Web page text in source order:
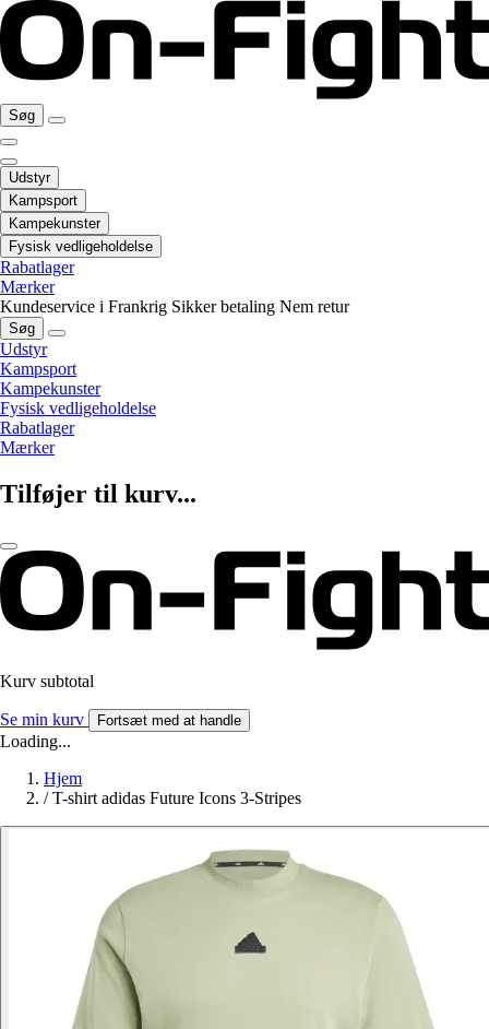
Søg
Udstyr
Kampsport
Kampekunster
Fysisk vedligeholdelse
Rabatlager
Mærker
Kundeservice i Frankrig Sikker betaling Nem retur
Søg
Udstyr
Kampsport
Kampekunster
Fysisk vedligeholdelse
Rabatlager
Mærker
Tilføjer til kurv...
Kurv subtotal
Se min kurv Fortsæt med at handle
Loading...
Hjem
/ T-shirt adidas Future Icons 3-Stripes